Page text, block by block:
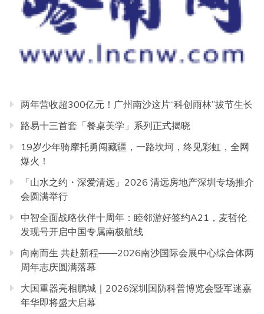
两年营收超300亿元！广州南沙这片“科创雨林”拔节生长
路易十三首套「餐桌美学」系列正式揭晓
19岁少年骑摩托勇闯藏疆，一路坎坷，终见彩虹，全网
爆火！
「山水之约・深爱清远」2026 清远房地产深圳专场推介
会圆满举行
中智全面战略伙伴十周年：睦邻游好签约A21，麦哲伦
发现号开启中国专属南极航线
向南而生 共赴新程——2026南沙国际会展中心综合体两
周年志庆圆满落幕
大国重器亮相鹏城｜2026深圳国防科普博览会暨军迷嘉
年华即将盛大启幕